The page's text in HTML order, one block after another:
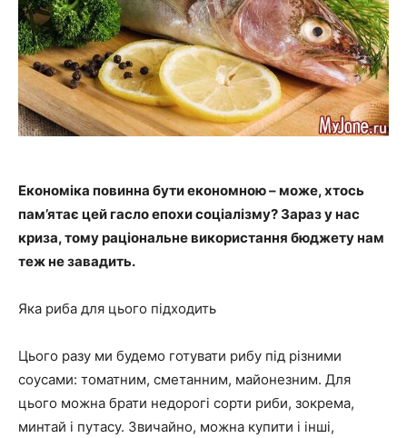
Економіка повинна бути економною – може, хтось
пам’ятає цей гасло епохи соціалізму? Зараз у нас
криза, тому раціональне використання бюджету нам
теж не завадить.
Яка риба для цього підходить
Цього разу ми будемо готувати рибу під різними
соусами: томатним, сметанним, майонезним. Для
цього можна брати недорогі сорти риби, зокрема,
минтай і путасу. Звичайно, можна купити і інші,